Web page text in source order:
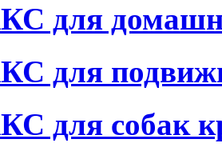
для
для
для собак